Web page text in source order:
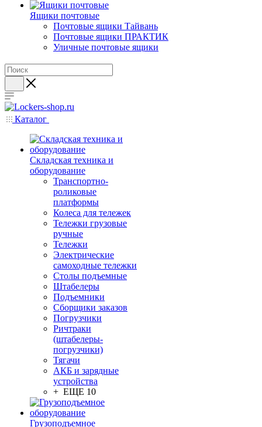
Ящики почтовые
Почтовые ящики Тайвань
Почтовые ящики ПРАКТИК
Уличные почтовые ящики
Каталог
Складская техника и
оборудование
Транспортно-
роликовые
платформы
Колеса для тележек
Тележки грузовые
ручные
Тележки
Электрические
самоходные тележки
Столы подъемные
Штабелеры
Подъемники
Сборщики заказов
Погрузчики
Ричтраки
(штабелеры-
погрузчики)
Тягачи
АКБ и зарядные
устройства
+ ЕЩЕ 10
Грузоподъемное